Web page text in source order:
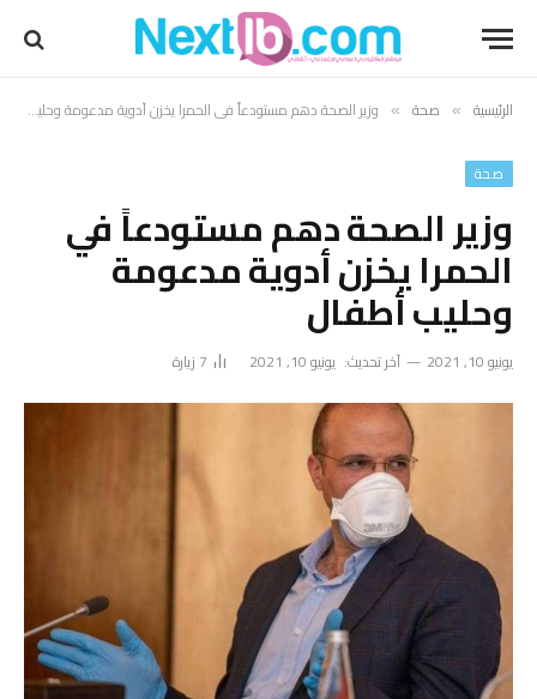
الرئيسية » صحة » وزير الصحة دهم مستودعاً في الحمرا يخزن أدوية مدعومة وحليب أطفال
صحة
وزير الصحة دهم مستودعاً في
الحمرا يخزن أدوية مدعومة
وحليب أطفال
يونيو 10, 2021 آخر تحديث: يونيو 10, 2021 7 زيارة